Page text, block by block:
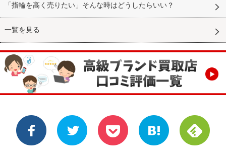
「指輪を高く売りたい」そんな時はどうしたらいい？
一覧を見る